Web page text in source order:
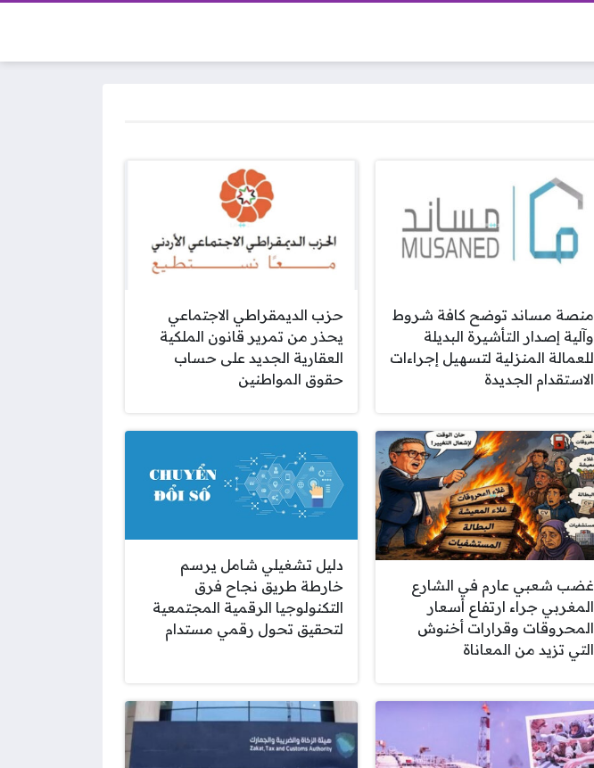
منصة مساند توضح كافة شروط
وآلية إصدار التأشيرة البديلة
للعمالة المنزلية لتسهيل إجراءات
الاستقدام الجديدة
حزب الديمقراطي الاجتماعي
يحذر من تمرير قانون الملكية
العقارية الجديد على حساب
حقوق المواطنين
غضب شعبي عارم في الشارع
المغربي جراء ارتفاع أسعار
المحروقات وقرارات أخنوش
التي تزيد من المعاناة
دليل تشغيلي شامل يرسم
خارطة طريق نجاح فرق
التكنولوجيا الرقمية المجتمعية
لتحقيق تحول رقمي مستدام